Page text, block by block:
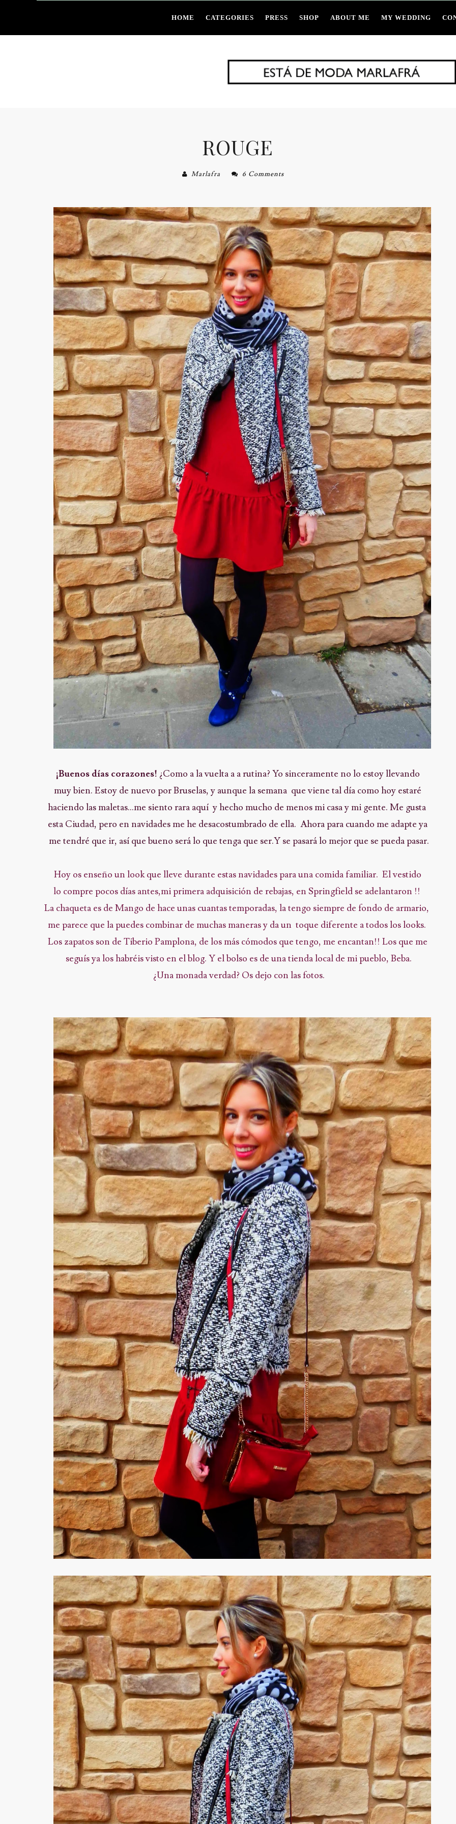
HOME CATEGORIES PRESS SHOP ABOUT ME MY WEDDING
ROUGE
Marlafra 6 Comments
¡Buenos días corazones! ¿Como a la vuelta a a rutina? Yo sinceramente no lo estoy llevando
muy bien. Estoy de nuevo por Bruselas, y aunque la semana que viene tal día como hoy estaré
haciendo las maletas...me siento rara aquí y hecho mucho de menos mi casa y mi gente. Me gusta
esta Ciudad, pero en navidades me he desacostumbrado de ella. Ahora para cuando me adapte ya
me tendré que ir, así que bueno será lo que tenga que ser.Y se pasará lo mejor que se pueda pasar.
Hoy os enseño un look que lleve durante estas navidades para una comida familiar. El vestido
lo compre pocos días antes,mi primera adquisición de rebajas, en Springfield se adelantaron !!
La chaqueta es de Mango de hace unas cuantas temporadas, la tengo siempre de fondo de armario,
me parece que la puedes combinar de muchas maneras y da un toque diferente a todos los looks.
Los zapatos son de Tiberio Pamplona, de los más cómodos que tengo, me encantan!! Los que me
seguís ya los habréis visto en el blog. Y el bolso es de una tienda local de mi pueblo, Beba.
¿Una monada verdad? Os dejo con las fotos.